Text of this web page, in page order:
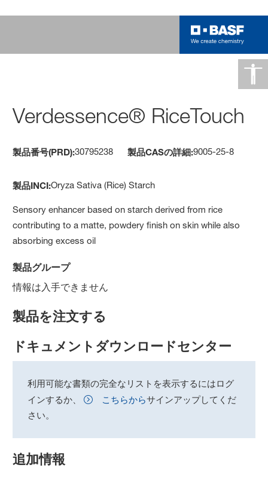
Verdessence® RiceTouch
製品番号(PRD):30795238 製品CASの詳細:9005-25-8
製品INCI:Oryza Sativa (Rice) Starch
Sensory enhancer based on starch derived from rice
contributing to a matte, powdery finish on skin while also
absorbing excess oil
製品グループ
情報は入手できません
製品を注文する
ドキュメントダウンロードセンター
利用可能な書類の完全なリストを表示するにはログ
インするか、
こちらからサインアップしてくだ
さい。
追加情報